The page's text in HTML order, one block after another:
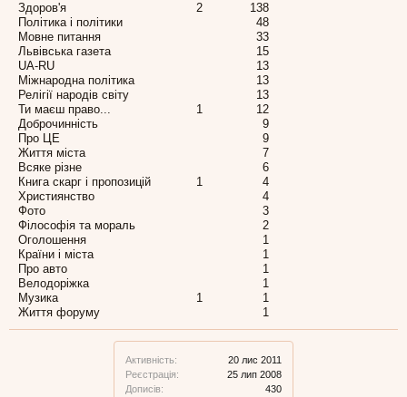
Активність:
20 лис 2011
Реєстрація:
25 лип 2008
Дописів:
430
Здоров'я
2
138
Політика і політики
48
Мовне питання
33
Львівська газета
15
UA-RU
13
Міжнародна політика
13
Релігії народів світу
13
Ти маєш право...
1
12
Доброчинність
9
Про ЦЕ
9
Життя міста
7
Всяке різне
6
Книга скарг і пропозицій
1
4
Християнство
4
Фото
3
Філософія та мораль
2
Оголошення
1
Країни і міста
1
Про авто
1
Велодоріжка
1
Музика
1
1
Життя форуму
1